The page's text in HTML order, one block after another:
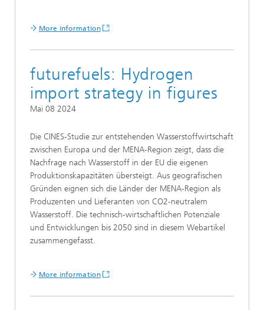
More information
futurefuels: Hydrogen
import strategy in figures
Mai 08 2024
Die CINES-Studie zur entstehenden Wasserstoffwirtschaft
zwischen Europa und der MENA-Region zeigt, dass die
Nachfrage nach Wasserstoff in der EU die eigenen
Produktionskapazitäten übersteigt. Aus geografischen
Gründen eignen sich die Länder der MENA-Region als
Produzenten und Lieferanten von CO2-neutralem
Wasserstoff. Die technisch-wirtschaftlichen Potenziale
und Entwicklungen bis 2050 sind in diesem Webartikel
zusammengefasst.
More information